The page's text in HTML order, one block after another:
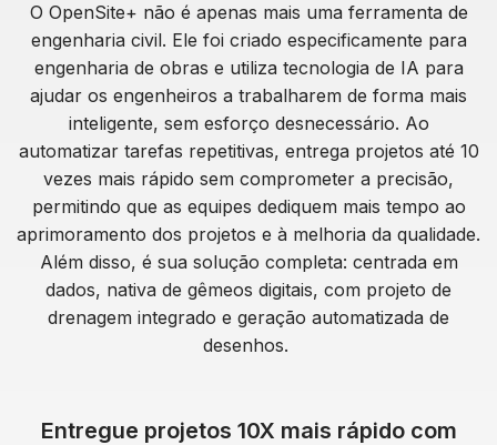
O OpenSite+ não é apenas mais uma ferramenta de
engenharia civil. Ele foi criado especificamente para
engenharia de obras e utiliza tecnologia de IA para
ajudar os engenheiros a trabalharem de forma mais
inteligente, sem esforço desnecessário. Ao
automatizar tarefas repetitivas, entrega projetos até 10
vezes mais rápido sem comprometer a precisão,
permitindo que as equipes dediquem mais tempo ao
aprimoramento dos projetos e à melhoria da qualidade.
Além disso, é sua solução completa: centrada em
dados, nativa de gêmeos digitais, com projeto de
drenagem integrado e geração automatizada de
desenhos.
Entregue projetos 10X mais rápido com